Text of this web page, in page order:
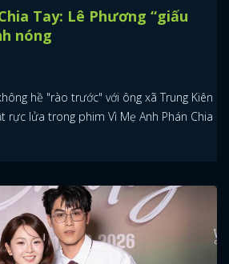
Tay: Lê Phương “giấu
nóng
hề "rào trước" với ông xã Trung Kiên
rực lửa trong phim Vì Mẹ Anh Phán Chia